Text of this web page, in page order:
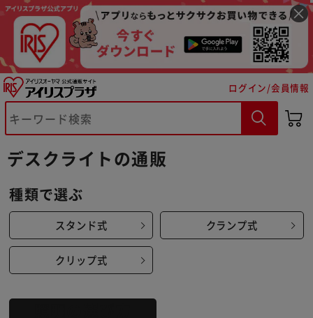
ログイン/会員情報
デスクライトの通販
種類で選ぶ
スタンド式 クランプ式
クリップ式
※ご確認ください
カートに入れる